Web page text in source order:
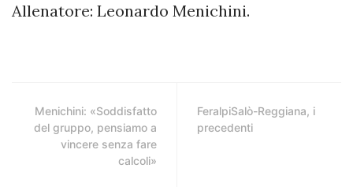
Allenatore: Leonardo Menichini.
Menichini: «Soddisfatto
del gruppo, pensiamo a
vincere senza fare
calcoli»
FeralpiSalò-Reggiana, i
precedenti